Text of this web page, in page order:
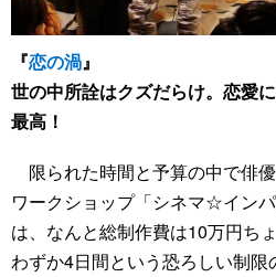
『恋の渦』
世の中所詮はクズだらけ。恋愛
最高！
限られた時間と予算の中で俳
ワークショップ「シネマ☆イン
は、なんと総制作費は10万円ち
わずか4日間という恐ろしい制限